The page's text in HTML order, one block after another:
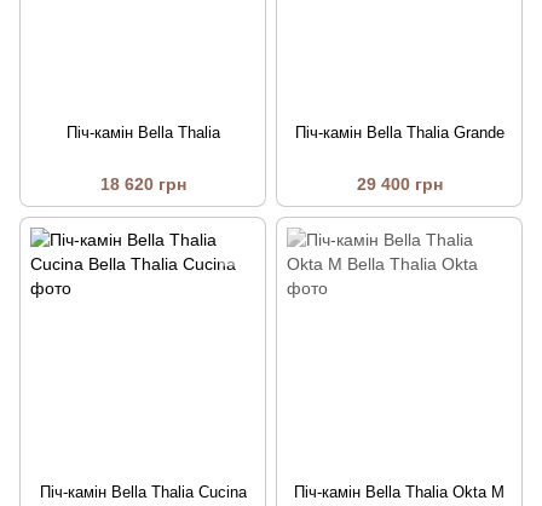
Піч-камін Bella Thalia
18 620 грн
Піч-камін Bella Thalia Grande
29 400 грн
Піч-камін Bella Thalia Cucina Піч-камін Bella Thalia Okta M